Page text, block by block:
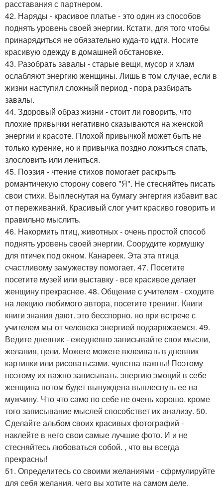
расставания с партнером.
42. Наряды - красивое платье - это один из способов
поднять уровень своей энергии. Кстати, для того чтобы
принарядиться не обязательно куда-то идти. Носите
красивую одежду в домашней обстановке.
43. Разобрать завалы - старые вещи, мусор и хлам
ослабляют энергию женщины. Лишь в том случае, если в
жизни наступил сложный период - пора разбирать
завалы.
44. Здоровый образ жизни - стоит ли говорить, что
плохие привычки негативно сказываются на женской
энергии и красоте. Плохой привычкой может быть не
только курение, но и привычка поздно ложиться спать,
злословить или лениться.
45. Поэзия - чтение стихов помогает раскрыть
романтичекую сторону совего "Я". Не стесняйтеь писать
свои стихи. Выплеснутая на бумагу энгергия избавит вас
от переживаний. Красивый слог учит красиво говорить и
правильно мыслить.
46. Накормить птиц, животных - очень простой способ
поднять уровень своей энергии. Соорудите кормушку
для птичек под окном. Канареек. Эта эта птица
счастливому замужеству помогает. 47. Посетите
посетите музей или выставку - все красивое делает
женщину прекраснее. 48. Общение с учителем - сходите
на лекцию любимого автора, посетите тренинг. Книги
книги знания дают. это бесспорно. но при встрече с
учителем мы от человека энергией подзаряжаемся. 49.
Ведите дневник - ежедневно записывайте свои мысли,
желания, цели. Можете можете вклеивать в дневник
картинки или рисоватьсами. чувства важны! Поэтому
поэтому их важно записывать. энергию эмоций в себе
женщина потом будет вынуждена выплеснуть ее на
мужчину. Что что само по себе не очень хорошо. кроме
того записывание мыслей способствет их анализу. 50.
Сделайте альбом своих красивых фотографий -
наклейте в него свои самые лучшие фото. И и не
стесняйтесь любоваться собой. , что вы всегда
прекрасны!
51. Определитесь со своими желаниями - сфрмулируйте
для себя желания, чего вы хотите на самом деле.